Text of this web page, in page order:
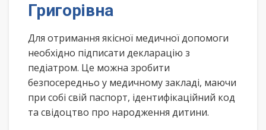
Григорівна
Для отримання якісної медичної допомоги
необхідно підписати декларацію з
педіатром. Це можна зробити
безпосередньо у медичному закладі, маючи
при собі свій паспорт, ідентифікаційний код
та свідоцтво про народження дитини.